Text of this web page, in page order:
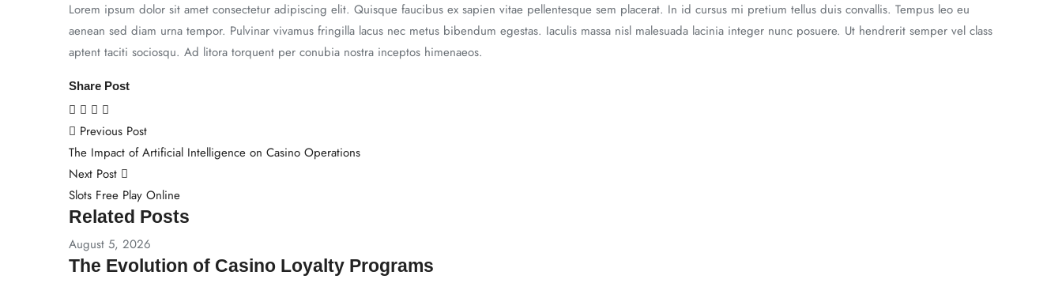
Lorem ipsum dolor sit amet consectetur adipiscing elit. Quisque faucibus ex sapien vitae pellentesque sem placerat. In id cursus mi pretium tellus duis convallis. Tempus leo eu
aenean sed diam urna tempor. Pulvinar vivamus fringilla lacus nec metus bibendum egestas. Iaculis massa nisl malesuada lacinia integer nunc posuere. Ut hendrerit semper vel class
aptent taciti sociosqu. Ad litora torquent per conubia nostra inceptos himenaeos.
Share Post
Previous Post
The Impact of Artificial Intelligence on Casino Operations
Next Post
Slots Free Play Online
Related Posts
August 5, 2026
The Evolution of Casino Loyalty Programs